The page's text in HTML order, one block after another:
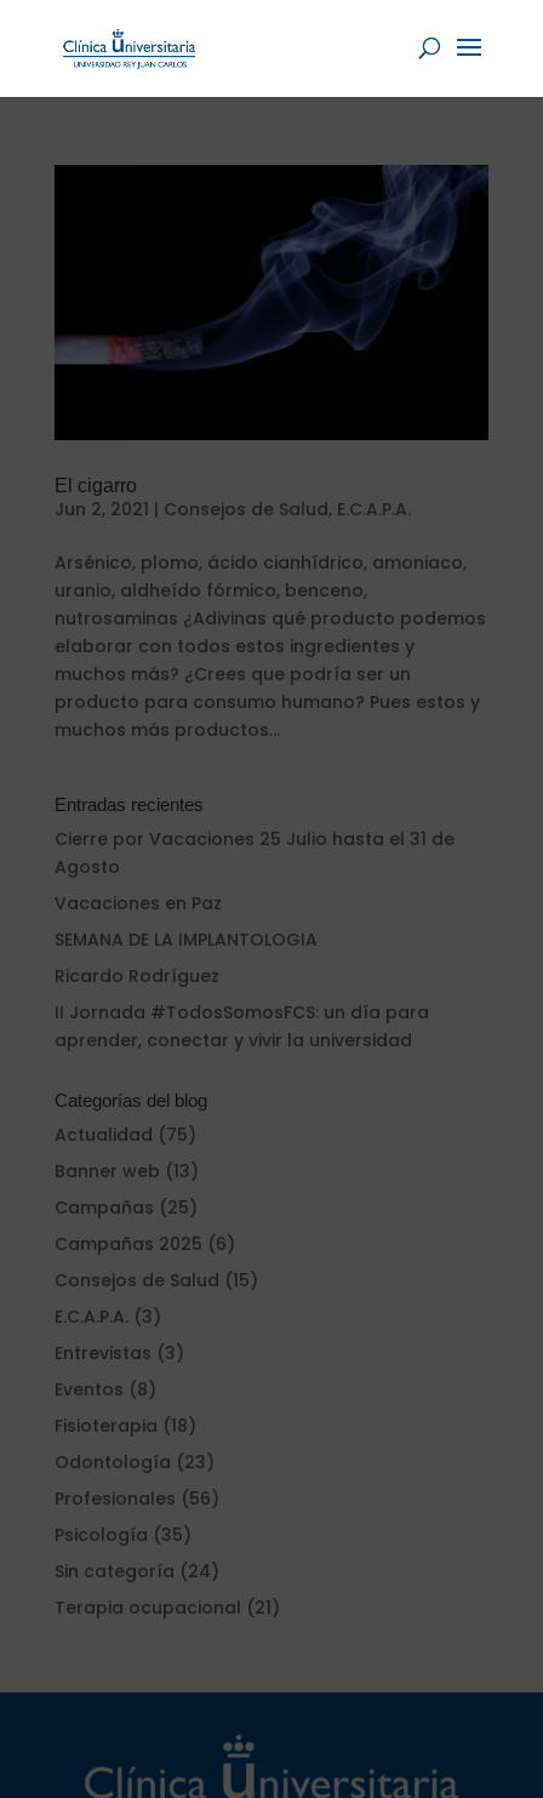
El cigarro
Jun 2, 2021 | Consejos de Salud, E.C.A.P.A.
Arsénico, plomo, ácido cianhídrico, amoniaco,
uranio, aldheído fórmico, benceno,
nutrosaminas ¿Adivinas qué producto podemos
elaborar con todos estos ingredientes y
muchos más? ¿Crees que podría ser un
producto para consumo humano? Pues estos y
muchos más productos...
Entradas recientes
Cierre por Vacaciones 25 Julio hasta el 31 de
Agosto
Vacaciones en Paz
SEMANA DE LA IMPLANTOLOGIA
Ricardo Rodríguez
II Jornada #TodosSomosFCS: un día para
aprender, conectar y vivir la universidad
Categorías del blog
Actualidad (75)
Banner web (13)
Campañas (25)
Campañas 2025 (6)
Consejos de Salud (15)
E.C.A.P.A. (3)
Entrevistas (3)
Eventos (8)
Fisioterapia (18)
Odontología (23)
Profesionales (56)
Psicología (35)
Sin categoría (24)
Terapia ocupacional (21)